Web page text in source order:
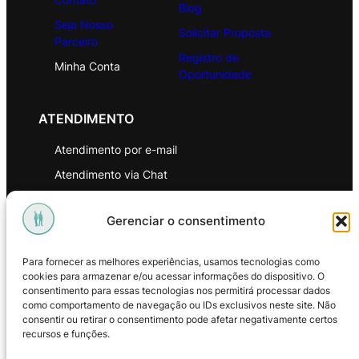
Gerenciar o consentimento
Para fornecer as melhores experiências, usamos tecnologias como
cookies para armazenar e/ou acessar informações do dispositivo. O
consentimento para essas tecnologias nos permitirá processar dados
como comportamento de navegação ou IDs exclusivos neste site. Não
consentir ou retirar o consentimento pode afetar negativamente certos
recursos e funções.
Seja Nosso
Parceiro
Minha Conta
Blog
Solicitar Proposta
Registro de
Oportunidade
ATENDIMENTO
Atendimento por e-mail
Atendimento via Chat
Política de Privacidade
Política de Troca e Devoluções
Política de Reembolso